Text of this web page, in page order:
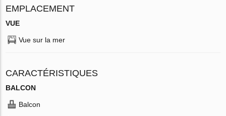
EMPLACEMENT
VUE
Vue sur la mer
CARACTÉRISTIQUES
BALCON
Balcon